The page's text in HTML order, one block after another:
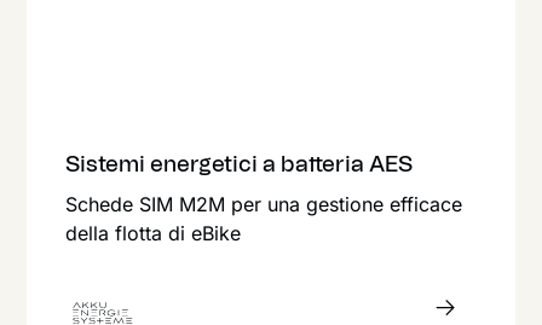
Sistemi energetici a batteria AES
Schede SIM M2M per una gestione efficace
della flotta di eBike